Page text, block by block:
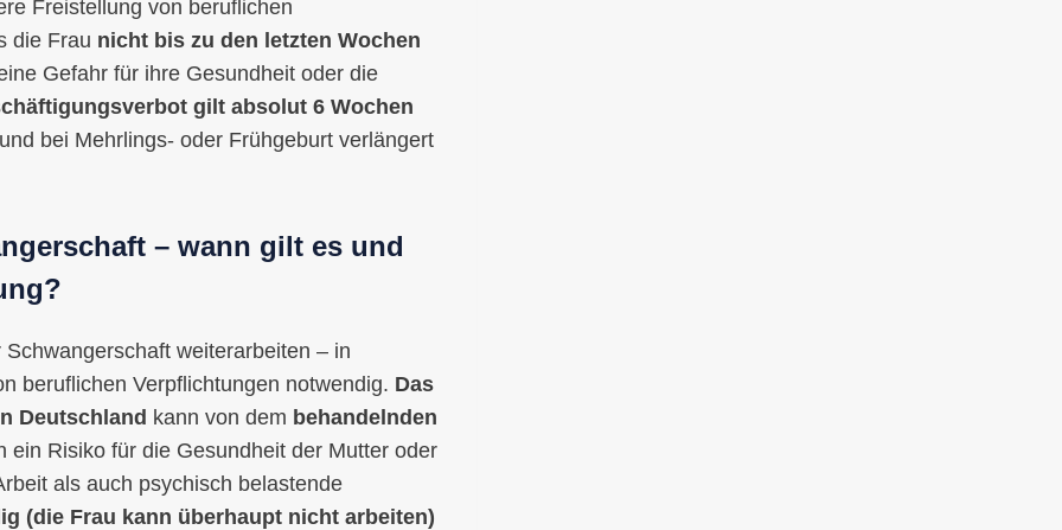
Freistellung von beruflichen
die Frau nicht bis zu den letzten Wochen
Gefahr für ihre Gesundheit oder die
gilt absolut 6 Wochen
bei Mehrlings- oder Frühgeburt verlängert
– wann gilt es und
weiterarbeiten – in
beruflichen Verpflichtungen notwendig. Das
Deutschland kann von dem behandelnden
ein Risiko für die Gesundheit der Mutter oder
als auch psychisch belastende
(die Frau kann überhaupt nicht arbeiten)